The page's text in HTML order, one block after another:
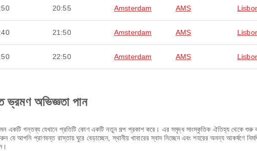
20:55 Amsterdam AMS
21:50 Amsterdam AMS
22:50 Amsterdam AMS
ভ্রমণ অভিজ্ঞতা পান
গন্তব্য যেখানে প্রতিটি কোণ একটি নতুন গল্প প্রকাশ করে। এর সমৃদ্ধ সাংস্কৃতিক ঐতিহ্য থেকে শুরু
যে আপনি প্রাণবন্ত রাস্তায় ঘুরে বেড়াচ্ছেন, স্থানীয় খাবারের স্বাদ নিচ্ছেন এবং শহরের অনন্য